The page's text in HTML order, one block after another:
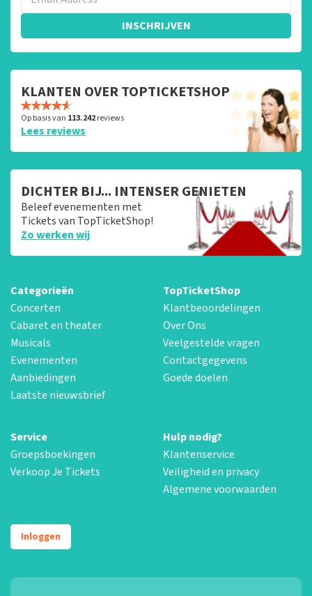
INSCHRIJVEN
KLANTEN OVER TOPTICKETSHOP
Op basis van 113.242reviews
Lees reviews
DICHTER BIJ... INTENSER GENIETEN
Beleef evenementen met
Tickets van TopTicketShop!
Zo werken wij
Categorieën
Concerten
Cabaret en theater
Musicals
Evenementen
Aanbiedingen
Laatste nieuwsbrief
TopTicketShop
Klantbeoordelingen
Over Ons
Veelgestelde vragen
Contactgegevens
Goede doelen
Service
Groepsboekingen
Verkoop Je Tickets
Hulp nodig?
Klantenservice
Veiligheid en privacy
Algemene voorwaarden
Inloggen